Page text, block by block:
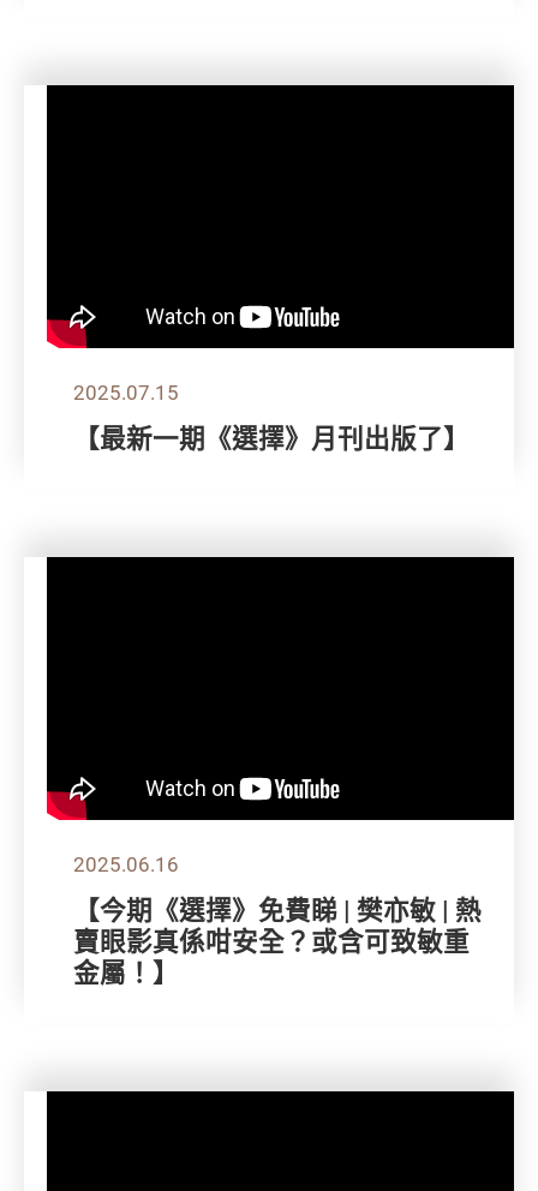
2025.07.15
【最新一期《選擇》月刊出版了】
2025.06.16
【今期《選擇》免費睇 | 樊亦敏 | 熱
賣眼影真係咁安全？或含可致敏重
金屬！】